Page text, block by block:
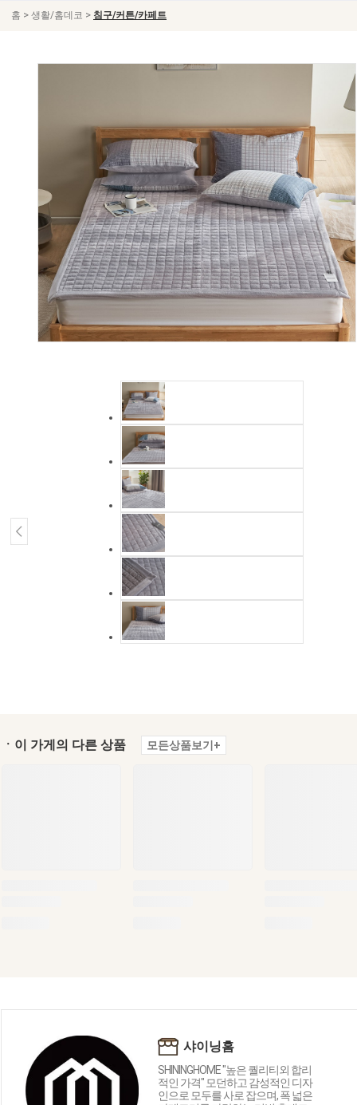
홈 > 생활/홈데코 > 침구/커튼/카페트
ㆍ이 가게의 다른 상품 모든상품보기+
샤이닝홈
SHININGHOME "높은 퀄리티외 합리
적인 가격" 모던하고 감성적인 디자
인으로 모두를 사로 잡으며, 폭 넓은